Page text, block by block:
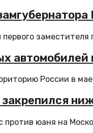
России в мае
против юаня на